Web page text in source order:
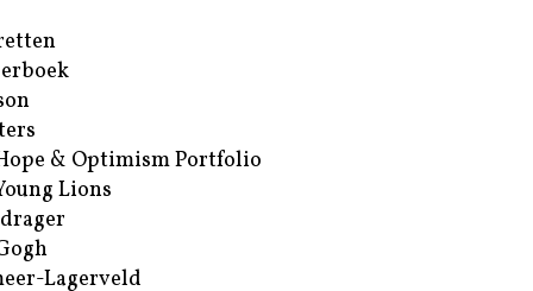
& Optimism Portfolio
Lions
Lagerveld